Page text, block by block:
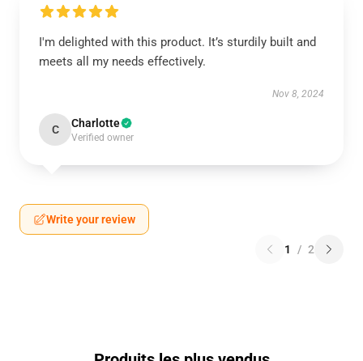
I'm delighted with this product. It’s sturdily built and
meets all my needs effectively.
Nov 8, 2024
C Charlotte
Verified owner
Write your review
1 / 2